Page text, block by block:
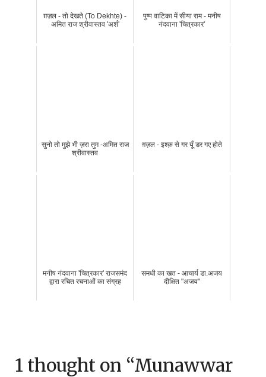
ग़ज़ल - तो देखते (To Dekhte) -
अमित राज श्रीवास्तव 'अर्श'
पुष्प वाटिका में सीया राम - मनीष
नंदवाना 'चित्रकार'
सुनो तो मुझे भी ज़रा तुम -अमित राज
श्रीवास्तव
ग़ज़ल - इश्क़ से गर यूँ डर गए होते
मनीष नंदवाना 'चित्रकार' राजसमंद
द्वारा रचित रचनाओं का संग्रह
समधी का खत - आचार्य डा.अजय
दीक्षित "अजय"
1 thought on “Munawwar